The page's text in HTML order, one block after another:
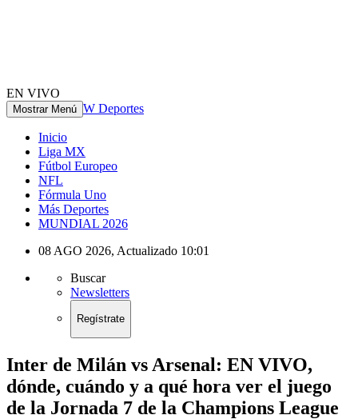
EN VIVO
Mostrar Menú W Deportes
Inicio
Liga MX
Fútbol Europeo
NFL
Fórmula Uno
Más Deportes
MUNDIAL 2026
08 AGO 2026, Actualizado 10:01
Buscar
Newsletters
Regístrate
Inter de Milán vs Arsenal: EN VIVO,
dónde, cuándo y a qué hora ver el juego
de la Jornada 7 de la Champions League